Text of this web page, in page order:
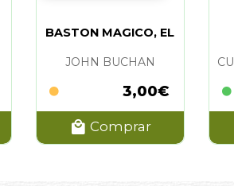
BASTON MAGICO, EL
JOHN BUCHAN
3,00€
Comprar